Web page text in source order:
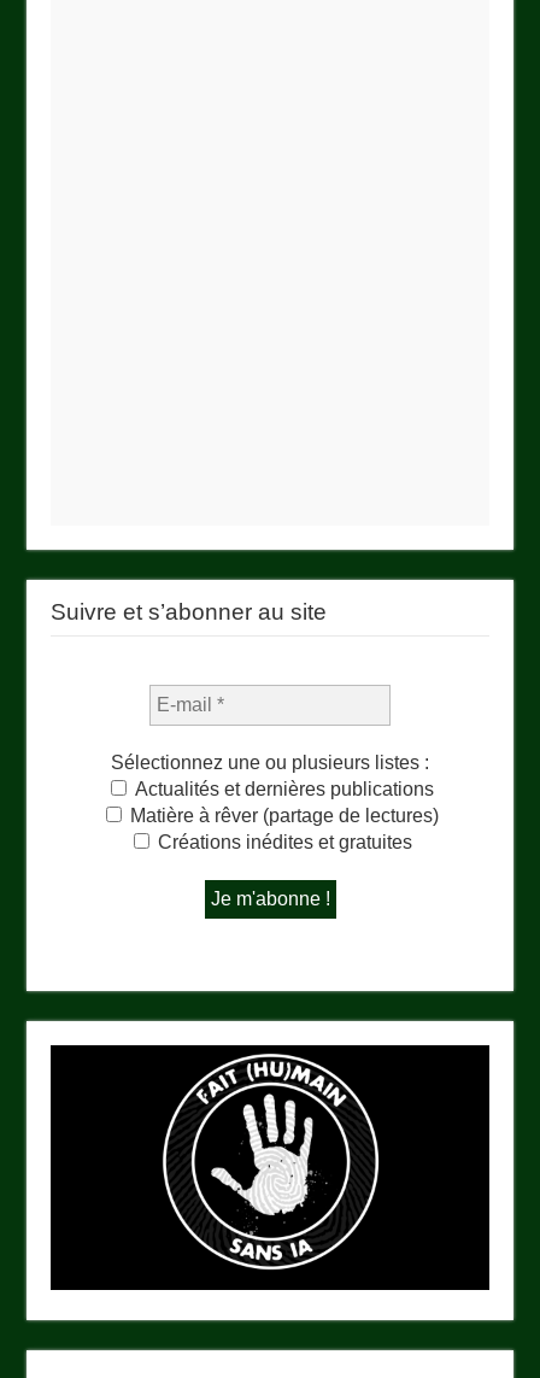
Suivre et s’abonner au site
Sélectionnez une ou plusieurs listes :
Actualités et dernières publications
Matière à rêver (partage de lectures)
Créations inédites et gratuites